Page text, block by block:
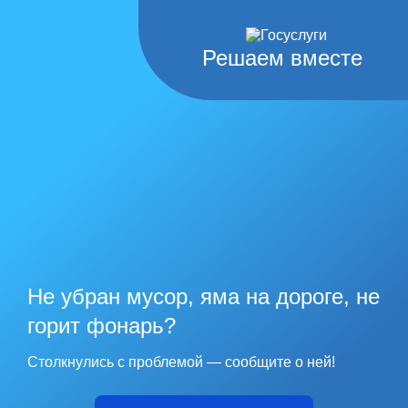
Решаем вместе
Не убран мусор, яма на дороге, не
горит фонарь?
Столкнулись с проблемой — сообщите о ней!